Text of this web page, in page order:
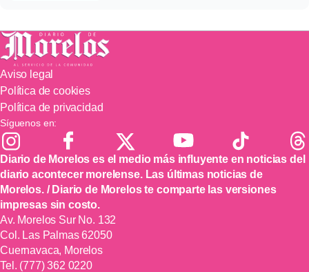
Aviso legal
Política de cookies
Política de privacidad
Síguenos en:
Diario de Morelos es el medio más influyente en noticias del
diario acontecer morelense. Las últimas noticias de
Morelos. / Diario de Morelos te comparte las versiones
impresas sin costo.
Av. Morelos Sur No. 132
Col. Las Palmas 62050
Cuernavaca, Morelos
Tel. (777) 362 0220